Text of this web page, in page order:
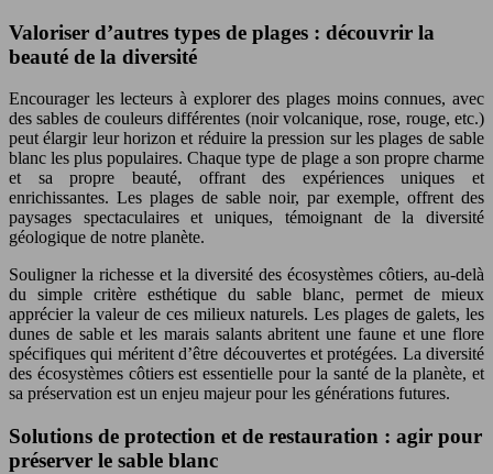
Valoriser d’autres types de plages : découvrir la
beauté de la diversité
Encourager les lecteurs à explorer des plages moins connues, avec
des sables de couleurs différentes (noir volcanique, rose, rouge, etc.)
peut élargir leur horizon et réduire la pression sur les plages de sable
blanc les plus populaires. Chaque type de plage a son propre charme
et sa propre beauté, offrant des expériences uniques et
enrichissantes. Les plages de sable noir, par exemple, offrent des
paysages spectaculaires et uniques, témoignant de la diversité
géologique de notre planète.
Souligner la richesse et la diversité des écosystèmes côtiers, au-delà
du simple critère esthétique du sable blanc, permet de mieux
apprécier la valeur de ces milieux naturels. Les plages de galets, les
dunes de sable et les marais salants abritent une faune et une flore
spécifiques qui méritent d’être découvertes et protégées. La diversité
des écosystèmes côtiers est essentielle pour la santé de la planète, et
sa préservation est un enjeu majeur pour les générations futures.
Solutions de protection et de restauration : agir pour
préserver le sable blanc